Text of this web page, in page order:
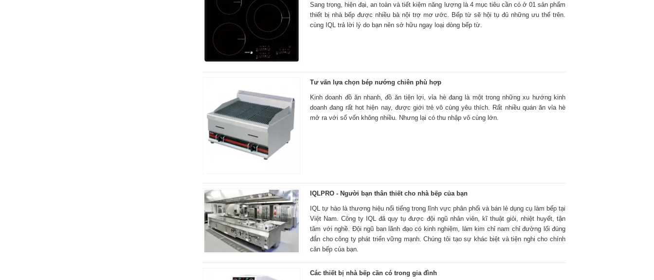
Sang trọng, hiện đại, an toàn và tiết kiệm năng lượng là 4 mục tiêu cần có ở 01 sản phẩm
thiết bị nhà bếp được nhiều bà nội trợ mơ ước. Bếp từ sẽ hội tụ đủ những ưu thế trên.
cùng IQL trả lời lý do bạn nên sở hữu ngay loại dòng bếp từ.
Tư vấn lựa chọn bép nướng chiên phù hợp
Kinh doanh đồ ăn nhanh, đồ ăn tiện lợi, vỉa hè đang là một trong những xu hướng kinh
doanh đang rất hot hiện nay, được giới trẻ vô cùng yêu thích. Rất nhiều quán ăn vỉa hè
mở ra với số vốn không nhiều. Nhưng lại có thu nhập vô cùng lớn.
IQLPRO - Người bạn thân thiết cho nhà bếp của bạn
IQL tự hào là thương hiệu nổi tiếng trong lĩnh vực phân phối và bán lẻ dụng cụ làm bếp tại
Việt Nam. Công ty IQL đã quy tụ được đội ngũ nhân viên, kĩ thuật giỏi, nhiệt huyết, tận
tâm với nghề. Đội ngũ ban lãnh đạo có kinh nghiệm, làm kim chỉ nam chỉ đường lối đúng
đắn cho công ty phát triển vững mạnh. Chúng tôi tạo sự khác biệt và tiện nghi cho chính
căn bếp của bạn.
Các thiết bị nhà bếp cần có trong gia đình